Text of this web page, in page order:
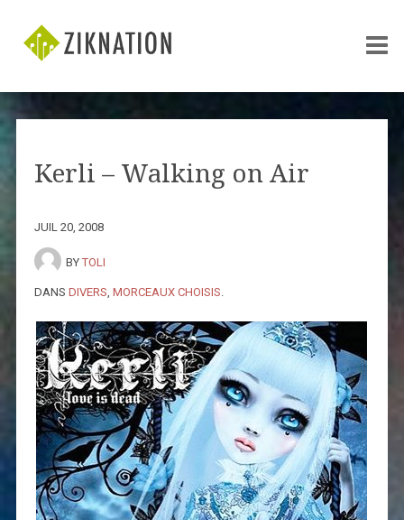
Kerli – Walking on Air
JUIL 20, 2008
BY TOLI
DANS DIVERS MORCEAUX CHOISIS